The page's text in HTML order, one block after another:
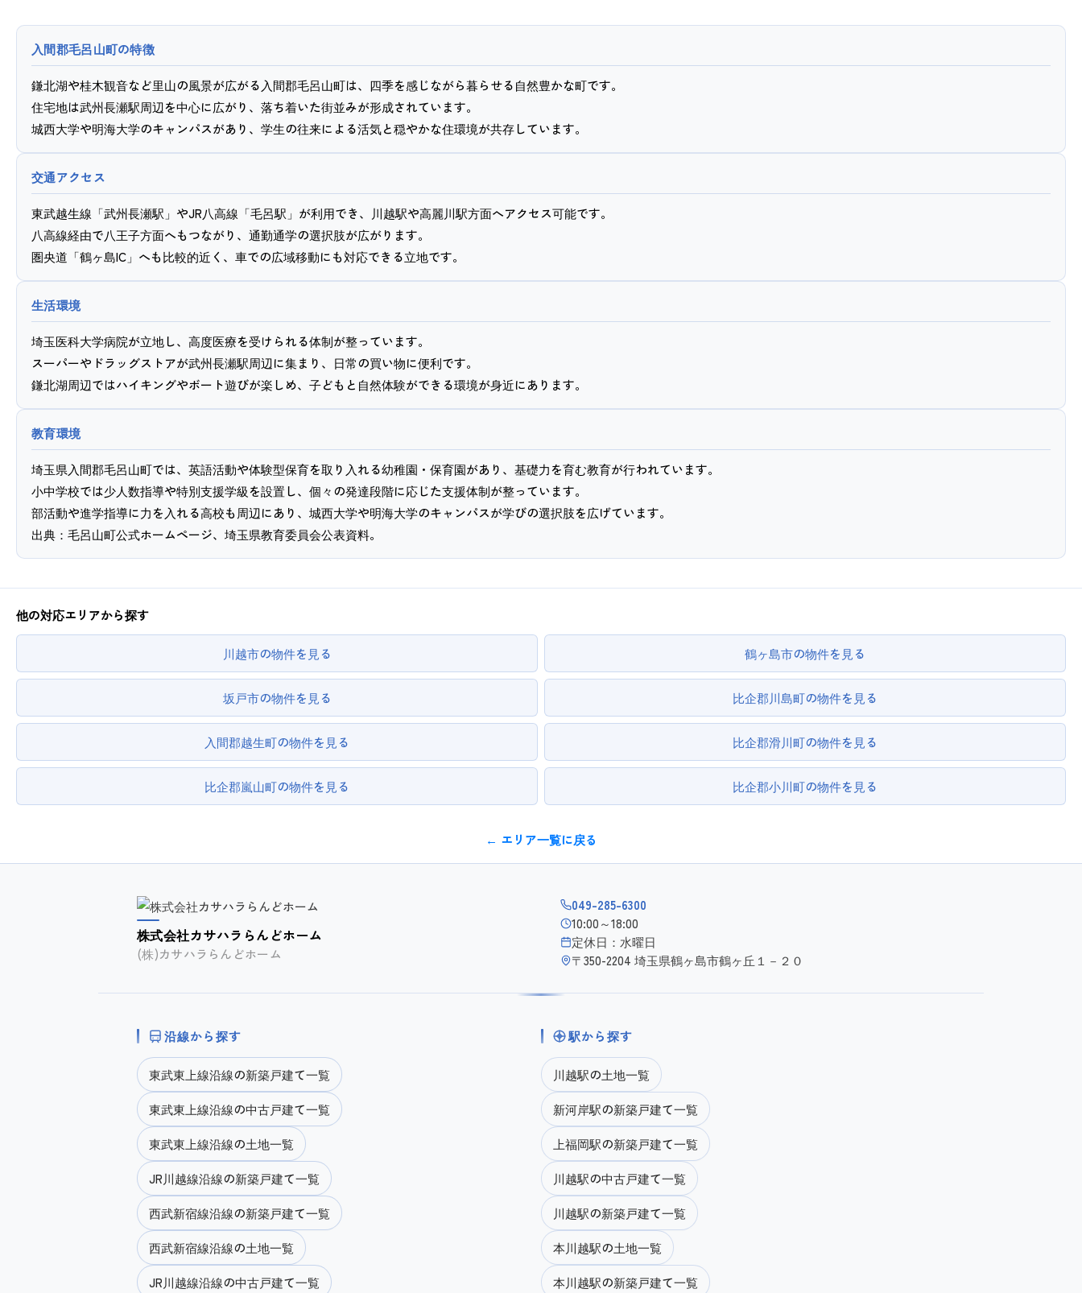
入間郡毛呂山町の特徴
鎌北湖や桂木観音など里山の風景が広がる入間郡毛呂山町は、四季を感じながら暮らせる自然豊かな町です。
住宅地は武州長瀬駅周辺を中心に広がり、落ち着いた街並みが形成されています。
城西大学や明海大学のキャンパスがあり、学生の往来による活気と穏やかな住環境が共存しています。
交通アクセス
東武越生線「武州長瀬駅」やJR八高線「毛呂駅」が利用でき、川越駅や高麗川駅方面へアクセス可能です。
八高線経由で八王子方面へもつながり、通勤通学の選択肢が広がります。
圏央道「鶴ヶ島IC」へも比較的近く、車での広域移動にも対応できる立地です。
生活環境
埼玉医科大学病院が立地し、高度医療を受けられる体制が整っています。
スーパーやドラッグストアが武州長瀬駅周辺に集まり、日常の買い物に便利です。
鎌北湖周辺ではハイキングやボート遊びが楽しめ、子どもと自然体験ができる環境が身近にあります。
教育環境
埼玉県入間郡毛呂山町では、英語活動や体験型保育を取り入れる幼稚園・保育園があり、基礎力を育む教育が行われています。
小中学校では少人数指導や特別支援学級を設置し、個々の発達段階に応じた支援体制が整っています。
部活動や進学指導に力を入れる高校も周辺にあり、城西大学や明海大学のキャンパスが学びの選択肢を広げています。
出典：毛呂山町公式ホームページ、埼玉県教育委員会公表資料。
他の対応エリアから探す
川越市の物件を見る 鶴ヶ島市の物件を見る
坂戸市の物件を見る 比企郡川島町の物件を見る
入間郡越生町の物件を見る 比企郡滑川町の物件を見る
比企郡嵐山町の物件を見る 比企郡小川町の物件を見る
← エリア一覧に戻る
株式会社カサハラらんどホーム
(株)カサハラらんどホーム
049-285-6300
10:00～18:00
定休日：水曜日
〒350-2204 埼玉県鶴ヶ島市鶴ヶ丘１－２０
沿線から探す
東武東上線沿線の新築戸建て一覧
東武東上線沿線の中古戸建て一覧
東武東上線沿線の土地一覧
JR川越線沿線の新築戸建て一覧
西武新宿線沿線の新築戸建て一覧
西武新宿線沿線の土地一覧
JR川越線沿線の中古戸建て一覧
駅から探す
川越駅の土地一覧
新河岸駅の新築戸建て一覧
上福岡駅の新築戸建て一覧
川越駅の中古戸建て一覧
川越駅の新築戸建て一覧
本川越駅の土地一覧
本川越駅の新築戸建て一覧